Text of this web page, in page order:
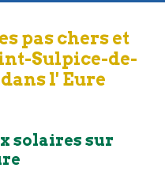
pas chers et
Sulpice-de-
l' Eure
solaires sur